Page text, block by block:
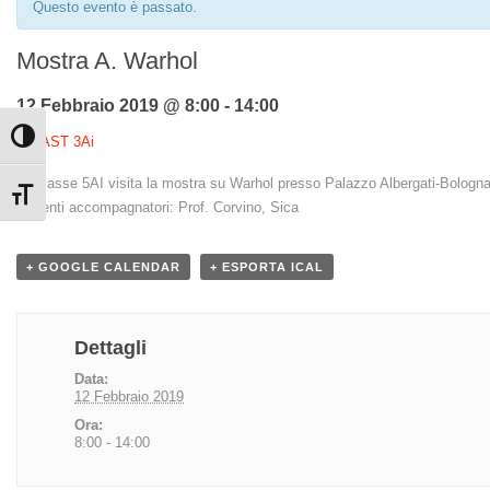
Attiva/disattiva alto contrasto
Attiva/disattiva dimensione testo
Questo evento è passato.
Mostra A. Warhol
12 Febbraio 2019 @ 8:00 - 14:00
« MAST 3Ai
La classe 5AI visita la mostra su Warhol presso Palazzo Albergati-
Docenti accompagnatori: Prof. Corvino, Sica
+ GOOGLE CALENDAR + ESPORTA ICAL
Dettagli
Data:
12 Febbraio 2019
Ora:
8:00 - 14:00